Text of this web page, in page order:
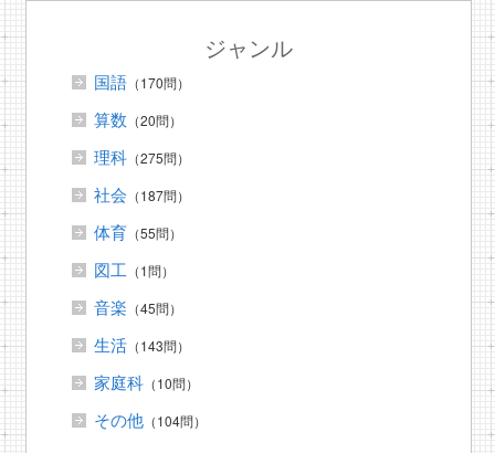
ジャンル
国語（170問）
算数 （20問）
理科（275問）
社会 （187問）
体育（55問）
図工 （1問）
音楽 （45問）
生活（143問）
家庭科（10問）
その他（104問）